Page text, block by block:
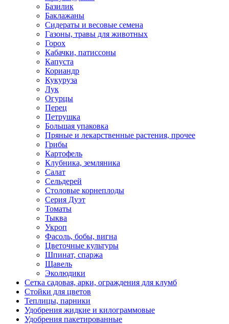
Базилик
Баклажаны
Сидераты и весовые семена
Газоны, травы для животных
Горох
Кабачки, патиссоны
Капуста
Кориандр
Кукуруза
Лук
Огурцы
Перец
Петрушка
Большая упаковка
Пряные и лекарственные растения, прочее
Грибы
Картофель
Клубника, земляника
Салат
Сельдерей
Столовые корнеплоды
Серия Дуэт
Томаты
Тыква
Укроп
Фасоль, бобы, вигна
Цветочные культуры
Шпинат, спаржа
Щавель
Эколюдики
Сетка садовая, арки, ограждения для клумб
Стойки для цветов
Теплицы, парники
Удобрения жидкие и килограммовые
Удобрения пакетированные